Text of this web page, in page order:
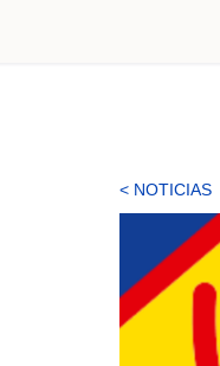
< NOTICIAS